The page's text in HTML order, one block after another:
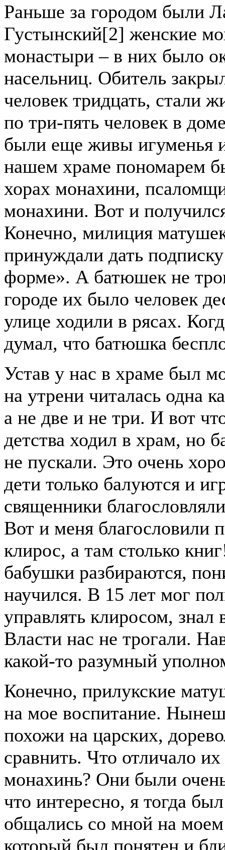
Раньше за городом были
Густынский[2] женские
монастыри – в них было
насельниц. Обитель
человек тридцать, стали
по три-пять человек в
были еще живы игуменья
нашем храме пономарем
хорах монахини,
монахини. Вот и
Конечно, милиция
принуждали дать
форме». А батюшек не
городе их было человек
улице ходили в рясах.
думал, что батюшка
Устав у нас в храме был
на утрени читалась одна
а не две и не три. И вот
детства ходил в храм, но
не пускали. Это очень
дети только балуются и
священники
Вот и меня благословили
клирос, а там столько
бабушки разбираются,
научился. В 15 лет мог
управлять клиросом, знал
Власти нас не трогали.
какой-то разумный
Конечно, прилукские
на мое воспитание.
похожи на царских,
сравнить. Что отличало
монахинь? Они были
что интересно, я тогда
общались со мной на
который был понятен и